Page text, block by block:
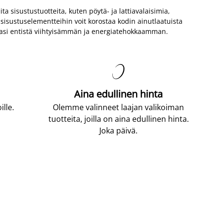
sisustustuotteita, kuten pöytä- ja lattiavalaisimia,
voit korostaa kodin ainutlaatuista
entistä viihtyisämmän ja energiatehokkaamman.

Aina edullinen hinta
Olemme valinneet laajan valikoiman
tuotteita, joilla on aina edullinen hinta.
Joka päivä.